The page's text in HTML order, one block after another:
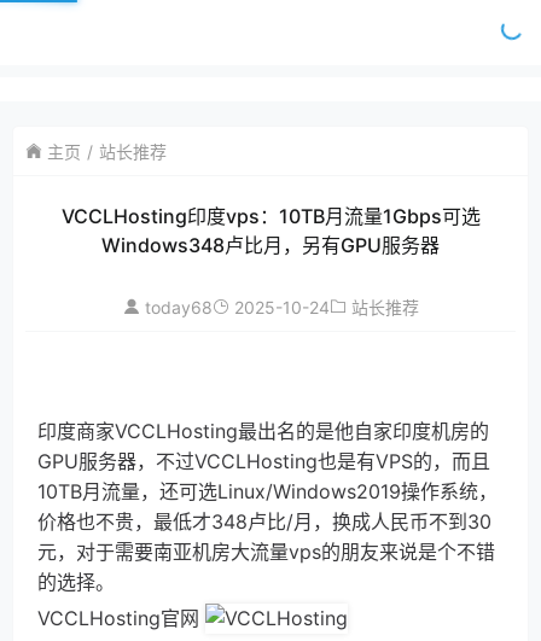
主页 站长推荐
VCCLHosting印度vps：10TB月流量1Gbps可选
Windows348卢比月，另有GPU服务器
today68 2025-10-24 站长推荐
印度商家VCCLHosting最出名的是他自家印度机房的
GPU服务器，不过VCCLHosting也是有VPS的，而且
10TB月流量，还可选Linux/Windows2019操作系统，
价格也不贵，最低才348卢比/月，换成人民币不到30
元，对于需要南亚机房大流量vps的朋友来说是个不错
的选择。
VCCLHosting官网